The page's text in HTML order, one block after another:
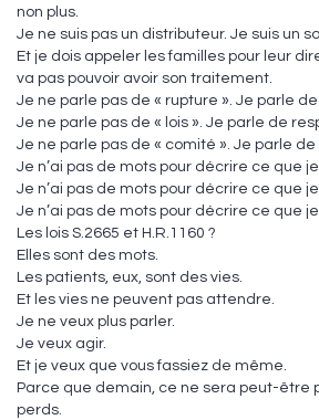
non plus.
Je ne suis pas un distributeur. Je suis un
Et je dois appeler les familles pour leur
va pas pouvoir avoir son traitement.
Je ne parle pas de « rupture ». Je parle
Je ne parle pas de « lois ». Je parle de
Je ne parle pas de « comité ». Je parle de
Je n’ai pas de mots pour décrire ce que je
Je n’ai pas de mots pour décrire ce que
Je n’ai pas de mots pour décrire ce que
Les lois S.2665 et H.R.1160 ?
Elles sont des mots.
Les patients, eux, sont des vies.
Et les vies ne peuvent pas attendre.
Je ne veux plus parler.
Je veux agir.
Et je veux que vous fassiez de même.
Parce que demain, ce ne sera peut-être
perds.